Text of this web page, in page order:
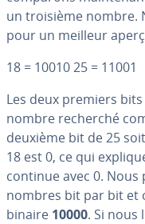
un troisième nombre.
pour un meilleur
18 = 10010 25 = 11001
Les deux premiers
nombre recherché
deuxième bit de 25
18 est 0, ce qui
continue avec 0.
nombres bit par bit et
binaire 10000. Si nous